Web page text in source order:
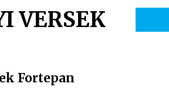
VERSEK
Fortepan